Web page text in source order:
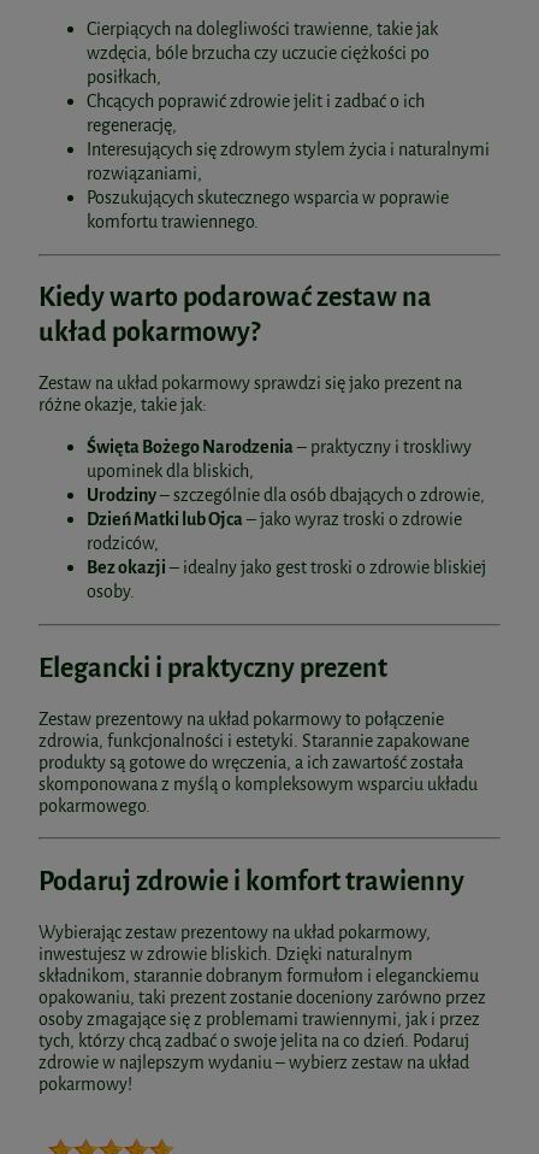
Cierpiących na dolegliwości trawienne, takie jak
wzdęcia, bóle brzucha czy uczucie ciężkości po
posiłkach,
Chcących poprawić zdrowie jelit i zadbać o ich
regenerację,
Interesujących się zdrowym stylem życia i naturalnymi
rozwiązaniami,
Poszukujących skutecznego wsparcia w poprawie
komfortu trawiennego.
Kiedy warto podarować zestaw na
układ pokarmowy?
Zestaw na układ pokarmowy sprawdzi się jako prezent na
różne okazje, takie jak:
Święta Bożego Narodzenia– praktyczny i troskliwy
upominek dla bliskich,
Urodziny– szczególnie dla osób dbających o zdrowie,
Dzień Matki lub Ojca– jako wyraz troski o zdrowie
rodziców,
Bez okazji– idealny jako gest troski o zdrowie bliskiej
osoby.
Elegancki i praktyczny prezent
Zestaw prezentowy na układ pokarmowy to połączenie
zdrowia, funkcjonalności i estetyki. Starannie zapakowane
produkty są gotowe do wręczenia, a ich zawartość została
skomponowana z myślą o kompleksowym wsparciu układu
pokarmowego.
Podaruj zdrowie i komfort trawienny
Wybierając zestaw prezentowy na układ pokarmowy,
inwestujesz w zdrowie bliskich. Dzięki naturalnym
składnikom, starannie dobranym formułom i eleganckiemu
opakowaniu, taki prezent zostanie doceniony zarówno przez
osoby zmagające się z problemami trawiennymi, jak i przez
tych, którzy chcą zadbać o swoje jelita na co dzień. Podaruj
zdrowie w najlepszym wydaniu – wybierz zestaw na układ
pokarmowy!